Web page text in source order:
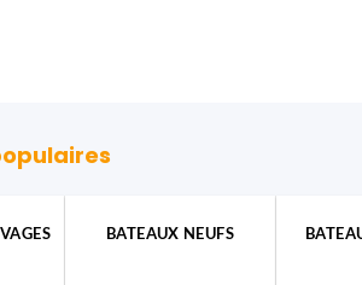
BATEAUX NEUFS